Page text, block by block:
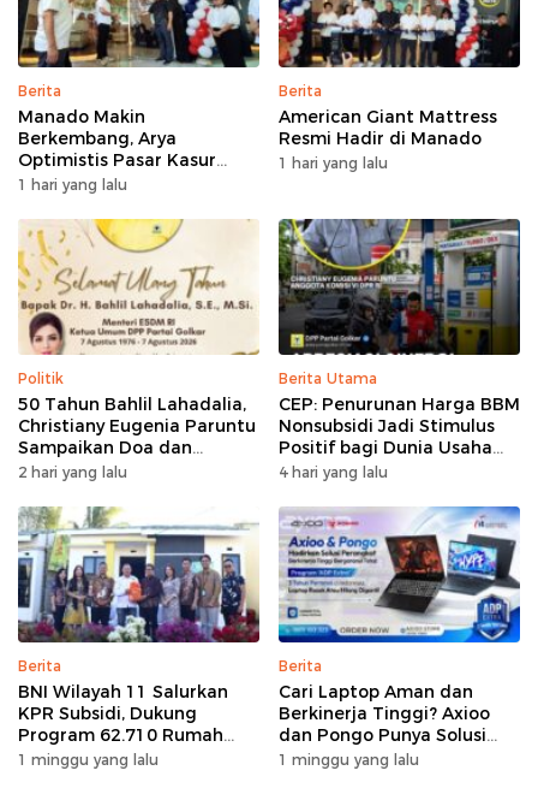
Berita
Manado Makin
Berkembang, Arya
Optimistis Pasar Kasur
Premium Tumbuh
1 hari yang lalu
Berita
American Giant Mattress
Resmi Hadir di Manado
1 hari yang lalu
Politik
50 Tahun Bahlil Lahadalia,
Christiany Eugenia Paruntu
Sampaikan Doa dan
Harapan
2 hari yang lalu
Berita Utama
CEP: Penurunan Harga BBM
Nonsubsidi Jadi Stimulus
Positif bagi Dunia Usaha
dan Pertumbuhan Ekonomi
4 hari yang lalu
Berita
BNI Wilayah 11 Salurkan
KPR Subsidi, Dukung
Program 62.710 Rumah
Bersubsidi
1 minggu yang lalu
Berita
Cari Laptop Aman dan
Berkinerja Tinggi? Axioo
dan Pongo Punya Solusi
dengan Garansi Ekstra
1 minggu yang lalu